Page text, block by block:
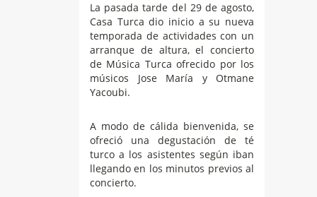
La pasada tarde del 29 de agosto,
Casa Turca dio inicio a su nueva
temporada de actividades con un
arranque de altura, el concierto
de Música Turca ofrecido por los
músicos Jose María y Otmane
Yacoubi.
A modo de cálida bienvenida, se
ofreció una degustación de té
turco a los asistentes según iban
llegando en los minutos previos al
concierto.